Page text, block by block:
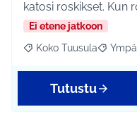
katosi roskikset. Kun
Ei etene jatkoon
Rajaa tulokset aihepiirin
Koko Tuusula Rajaa
Tutustu